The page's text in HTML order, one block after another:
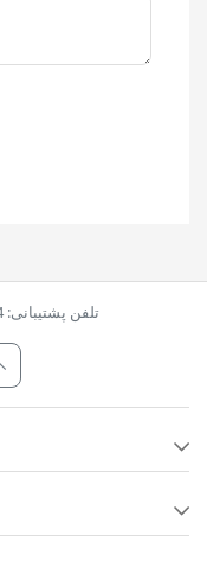
تلفن پشتیبانی: 34124-026